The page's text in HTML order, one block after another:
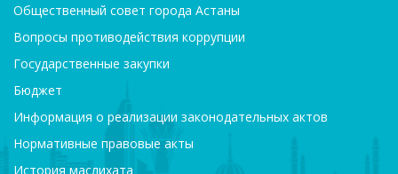
Общественный совет города Астаны
Вопросы противодействия коррупции
Государственные закупки
Бюджет
Информация о реализации законодательных актов
Нормативные правовые акты
История маслихата